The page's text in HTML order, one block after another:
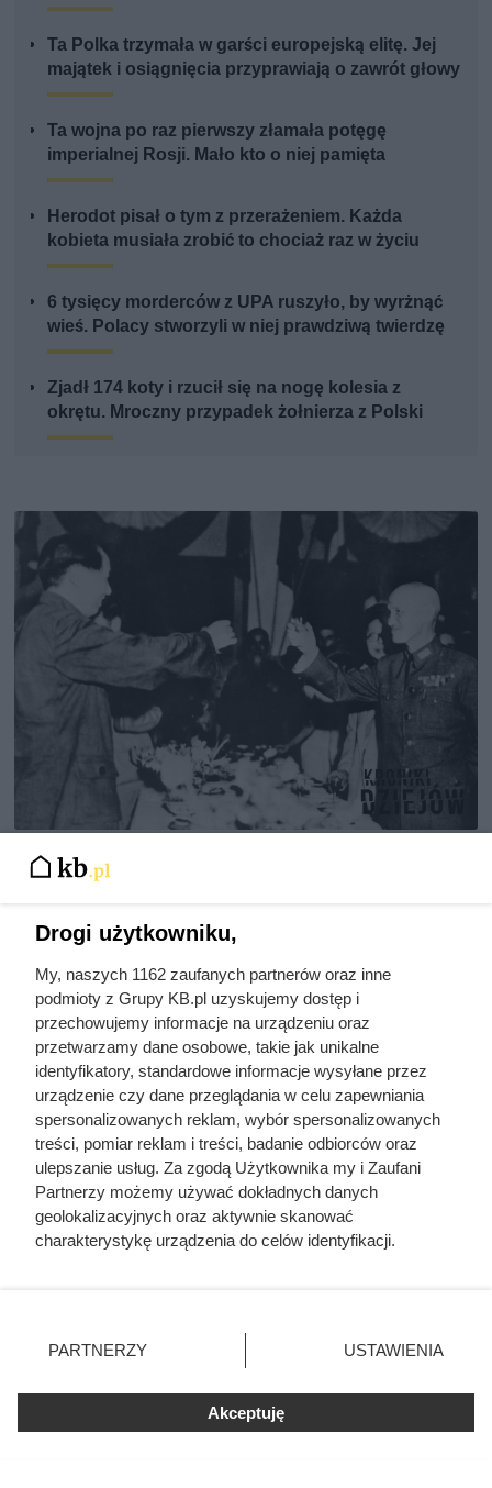
Ta Polka trzymała w garści europejską elitę. Jej
majątek i osiągnięcia przyprawiają o zawrót głowy
Ta wojna po raz pierwszy złamała potęgę
imperialnej Rosji. Mało kto o niej pamięta
Herodot pisał o tym z przerażeniem. Każda
kobieta musiała zrobić to chociaż raz w życiu
6 tysięcy morderców z UPA ruszyło, by wyrżnąć
wieś. Polacy stworzyli w niej prawdziwą twierdzę
Zjadł 174 koty i rzucił się na nogę kolesia z
okrętu. Mroczny przypadek żołnierza z Polski
liczby ludzi niż Hitler i Stalin
jako bohatera
Wyszli z lasu, wierząc w obietnice
komunistów. Wielu już nigdy nie
odzyskało wolności
Drogi użytkowniku,
My, naszych 1162 zaufanych partnerów oraz inne
podmioty z Grupy KB.pl uzyskujemy dostęp i
przechowujemy informacje na urządzeniu oraz
przetwarzamy dane osobowe, takie jak unikalne
identyfikatory, standardowe informacje wysyłane przez
urządzenie czy dane przeglądania w celu zapewniania
spersonalizowanych reklam, wybór spersonalizowanych
treści, pomiar reklam i treści, badanie odbiorców oraz
ulepszanie usług. Za zgodą Użytkownika my i Zaufani
Partnerzy możemy używać dokładnych danych
geolokalizacyjnych oraz aktywnie skanować
charakterystykę urządzenia do celów identyfikacji.
zmienić/wycofać klikając przycisk ustawień prywatności
znajdujący się w lewym dolnym rogu strony. Niektóre
użytkownika, ale masz prawo sprzeciwić się takiemu
przetwarzaniu. Preferencje będą miały zastosowania tylko
PARTNERZY USTAWIENIA
Akceptuję